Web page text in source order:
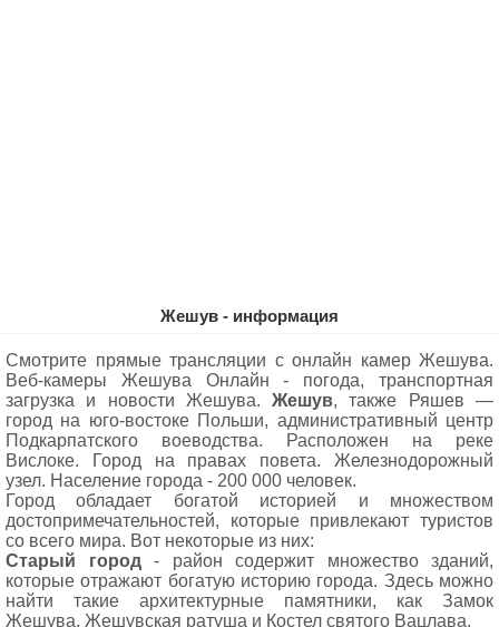
Жешув - информация
Смотрите прямые трансляции с онлайн камер Жешува.
Веб-камеры Жешува Oнлайн - погода, транспортная
загрузка и новости Жешува.Жешув, также Ряшев —
город на юго-востоке Польши, административный центр
Подкарпатского воеводства. Расположен на реке
Вислоке. Город на правах повета. Железнодорожный
узел. Население города - 200 000 человек.
Город обладает богатой историей и множеством
достопримечательностей, которые привлекают туристов
со всего мира. Вот некоторые из них:
Старый город- район содержит множество зданий,
которые отражают богатую историю города. Здесь можно
найти такие архитектурные памятники, как Замок
Жешува, Жешувская ратуша и Костел святого Вацлава.